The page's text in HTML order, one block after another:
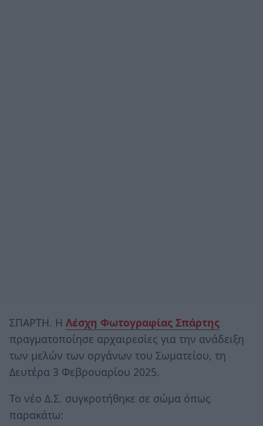
ΣΠΑΡΤΗ. Η Λέσχη Φωτογραφίας Σπάρτης
πραγματοποίησε αρχαιρεσίες για την ανάδειξη
των μελών των οργάνων του Σωματείου, τη
Δευτέρα 3 Φεβρουαρίου 2025.
Το νέο Δ.Σ. συγκροτήθηκε σε σώμα όπως
παρακάτω: